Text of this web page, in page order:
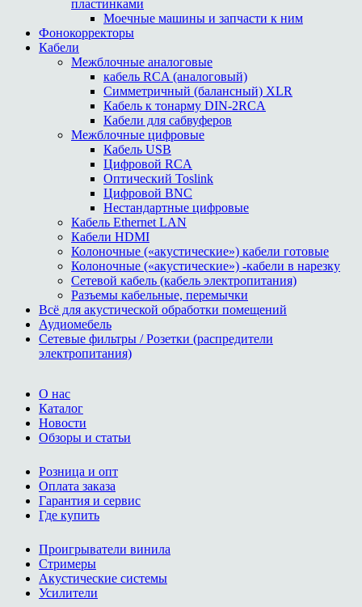
пластинками
Моечные машины и запчасти к ним
Фонокорректоры
Кабели
Межблочные аналоговые
кабель RCA (аналоговый)
Симметричный (балансный) XLR
Кабель к тонарму DIN-2RCA
Кабели для сабвуферов
Межблочные цифровые
Кабель USB
Цифровой RCA
Оптический Toslink
Цифровой BNC
Нестандартные цифровые
Кабель Ethernet LAN
Кабели HDMI
Колоночные («акустические») кабели готовые
Колоночные («акустические») -кабели в нарезку
Сетевой кабель (кабель электропитания)
Разъемы кабельные, перемычки
Всё для акустической обработки помещений
Аудиомебель
Сетевые фильтры / Розетки (распредители
электропитания)
О нас
Каталог
Новости
Обзоры и статьи
Розница и опт
Оплата заказа
Гарантия и сервис
Где купить
Проигрыватели винила
Стримеры
Акустические системы
Усилители